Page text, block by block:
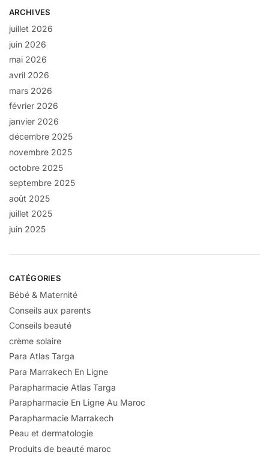
ARCHIVES
juillet 2026
juin 2026
mai 2026
avril 2026
mars 2026
février 2026
janvier 2026
décembre 2025
novembre 2025
octobre 2025
septembre 2025
août 2025
juillet 2025
juin 2025
CATÉGORIES
Bébé & Maternité
Conseils aux parents
Conseils beauté
crème solaire
Para Atlas Targa
Para Marrakech En Ligne
Parapharmacie Atlas Targa
Parapharmacie En Ligne Au Maroc
Parapharmacie Marrakech
Peau et dermatologie
Produits de beauté maroc